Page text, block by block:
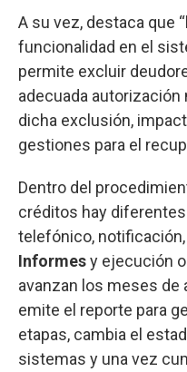
A su vez, destaca que
funcionalidad en el
permite excluir
adecuada
dicha exclusión,
gestiones para el
Dentro del
créditos hay
telefónico,
Informesy ejecución
avanzan los meses de
emite el reporte para
etapas, cambia el
sistemas y una vez